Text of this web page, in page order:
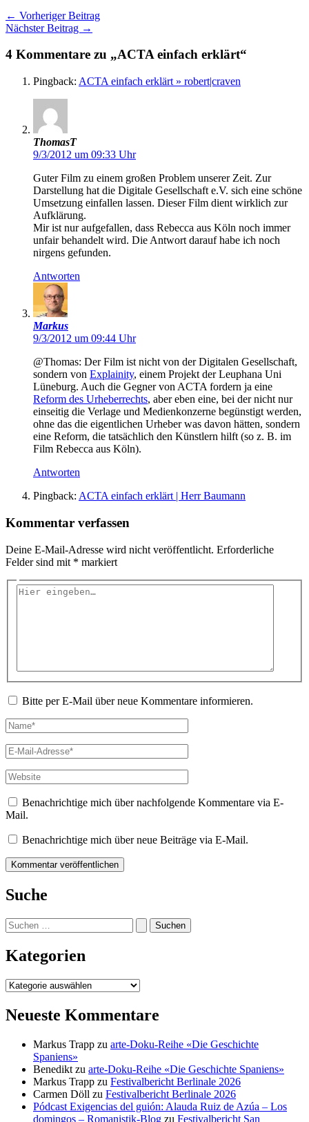
← Vorheriger Beitrag
Nächster Beitrag →
4 Kommentare zu „ACTA einfach erklärt“
Pingback: ACTA einfach erklärt » robert|craven
ThomasT
9/3/2012 um 09:33 Uhr
Guter Film zu einem großen Problem unserer Zeit. Zur
Darstellung hat die Digitale Gesellschaft e.V. sich eine schöne
Umsetzung einfallen lassen. Dieser Film dient wirklich zur
Aufklärung.
Mir ist nur aufgefallen, dass Rebecca aus Köln noch immer
unfair behandelt wird. Die Antwort darauf habe ich noch
nirgens gefunden.
Antworten
Markus
9/3/2012 um 09:44 Uhr
@Thomas: Der Film ist nicht von der Digitalen Gesellschaft,
sondern von Explainity, einem Projekt der Leuphana Uni
Lüneburg. Auch die Gegner von ACTA fordern ja eine
Reform des Urheberrechts, aber eben eine, bei der nicht nur
einseitig die Verlage und Medienkonzerne begünstigt werden,
ohne das die eigentlichen Urheber was davon hätten, sondern
eine Reform, die tatsächlich den Künstlern hilft (so z. B. im
Film Rebecca aus Köln).
Antworten
Pingback: ACTA einfach erklärt | Herr Baumann
Kommentar verfassen
Deine E-Mail-Adresse wird nicht veröffentlicht. Erforderliche
Felder sind mit * markiert
Hier
Bitte per E-Mail über neue Kommentare informieren.
Name*
E-
Mail-
Adresse*
Website
Benachrichtige mich über nachfolgende Kommentare via E-
Mail.
Benachrichtige mich über neue Beiträge via E-Mail.
Suche
Suchen
nach:
Kategorien
Kategorien
Neueste Kommentare
Markus Trapp zu arte-Doku-Reihe «Die Geschichte
Spaniens»
Benedikt zu arte-Doku-Reihe «Die Geschichte Spaniens»
Markus Trapp zu Festivalbericht Berlinale 2026
Carmen Döll zu Festivalbericht Berlinale 2026
Pódcast Exigencias del guión: Alauda Ruiz de Azúa – Los
domingos – Romanistik-Blog zu Festivalbericht San